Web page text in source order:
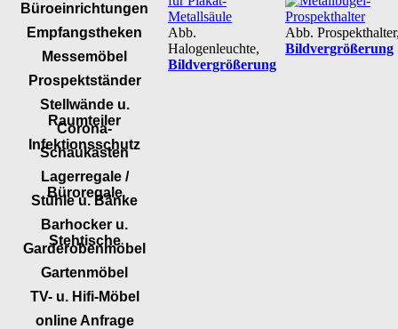
Büroeinrichtungen
Empfangstheken
Messemöbel
Prospektständer
Stellwände u.
Raumteiler
Corona-
Infektionsschutz
Schaukästen
Lagerregale /
Büroregale
Stühle u. Bänke
Barhocker u.
Stehtische
Garderobenmöbel
Gartenmöbel
TV- u. Hifi-Möbel
online Anfrage
Abb.
Halogenleuchte,
Bildvergrößerung
Abb.
Bildvergrößerung